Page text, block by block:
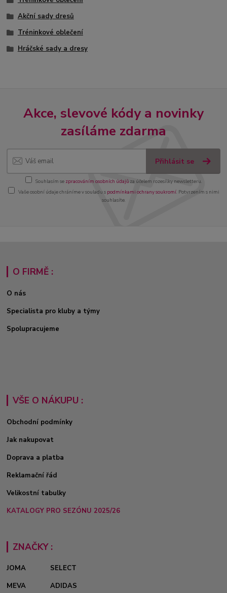
Akční sady dresů
Tréninkové oblečení
Hráčské sady a dresy
Akce, slevové kódy a novinky
zasíláme zdarma
Přihlásit se
Souhlasím se zpracováním osobních údajůza účelem rozesílky newsletteru.
Vaše osobní údaje chráníme v souladu s podmínkami ochrany soukromí. Potvrzením s nimi
souhlasíte.
O FIRMĚ :
O nás
Specialista pro kluby a týmy
Spolupracujeme
VŠE O NÁKUPU :
Obchodní podmínky
Jak nakupovat
Doprava a platba
Reklamační řád
Velikostní tabulky
KATALOGY PRO SEZÓNU 2025/26
ZNAČKY :
JOMA
SELECT
MEVA
ADIDAS